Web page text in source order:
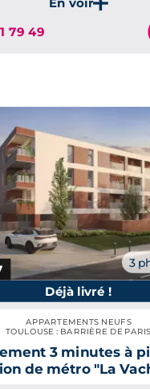
privilégié à
79 49
3
Déjà livré !
APPARTEMENTS NEUFS
TOULOUSE : BARRIÈRE DE PARIS
3 minutes à
de métro "La